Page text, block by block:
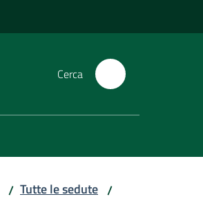
Cerca
/ Tutte le sedute /